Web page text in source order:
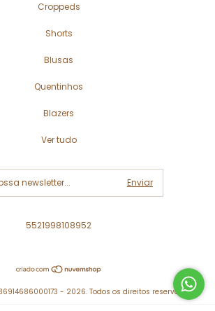
Croppeds
Shorts
Blusas
Quentinhos
Blazers
Ver tudo
5521998108952
- 2026. Todos os direitos reservados.